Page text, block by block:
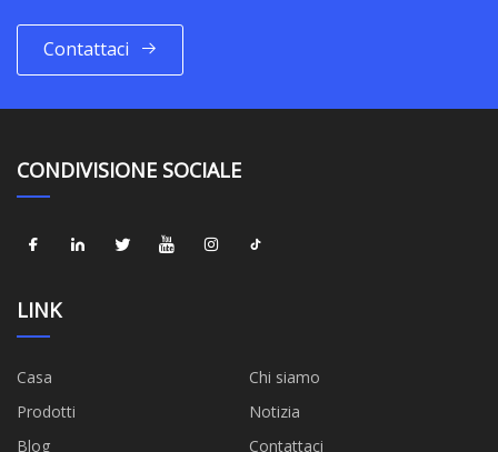
Contattaci
CONDIVISIONE SOCIALE
LINK
Casa
Chi siamo
Prodotti
Notizia
Blog
Contattaci